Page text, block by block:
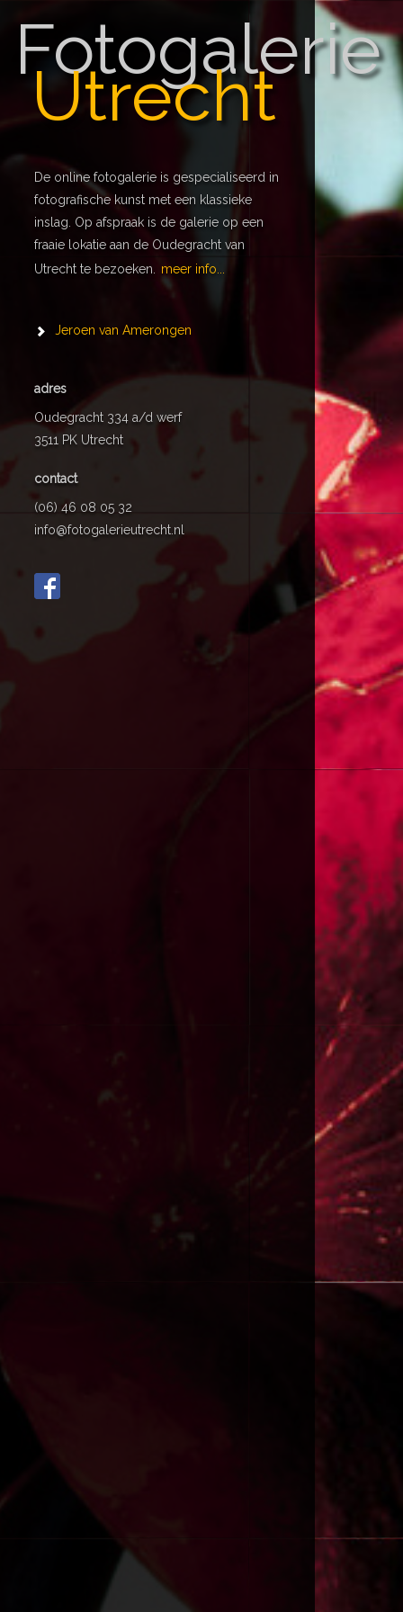
Fotogalerie
Utrecht
De online fotogalerie is gespecialiseerd in
fotografische kunst met een klassieke
inslag. Op afspraak is de galerie op een
fraaie lokatie aan de Oudegracht van
Utrecht te bezoeken.
meer info...
Jeroen van Amerongen
adres
Oudegracht 334 a/d werf
3511 PK Utrecht
contact
(06) 46 08 05 32
info@fotogalerieutrecht.nl